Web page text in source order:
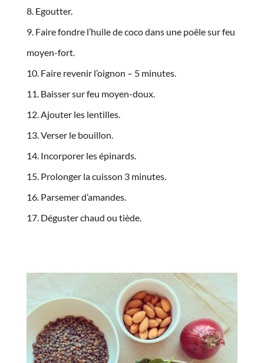
Egoutter.
Faire fondre l’huile de coco dans une poêle sur feu
moyen-fort.
Faire revenir l’oignon – 5 minutes.
Baisser sur feu moyen-doux.
Ajouter les lentilles.
Verser le bouillon.
Incorporer les épinards.
Prolonger la cuisson 3 minutes.
Parsemer d’amandes.
Déguster chaud ou tiède.